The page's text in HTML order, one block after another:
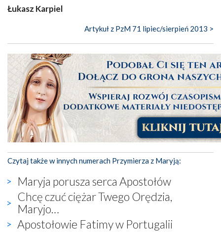
Łukasz Karpiel
Artykuł z PzM 71 lipiec/sierpień 2013 >
Czytaj także w innych numerach Przymierza z Maryją:
Maryja porusza serca Apostołów
Chcę czuć ciężar Twego Orędzia,
Maryjo…
Apostołowie Fatimy w Portugalii